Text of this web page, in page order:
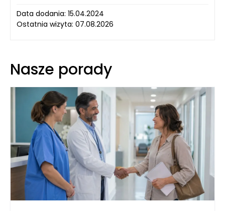
Data dodania: 15.04.2024
Ostatnia wizyta: 07.08.2026
Nasze porady